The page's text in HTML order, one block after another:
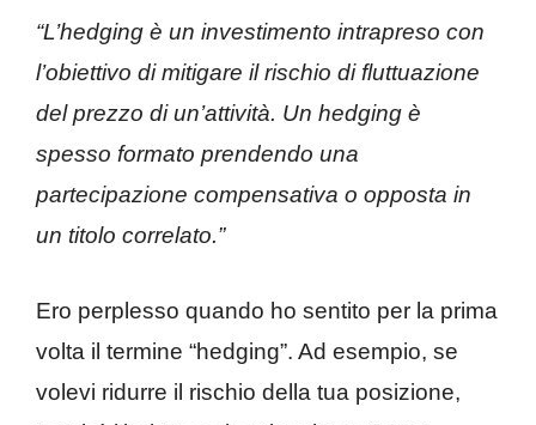
“L’hedging è un investimento intrapreso con
l’obiettivo di mitigare il rischio di fluttuazione
del prezzo di un’attività. Un hedging è
spesso formato prendendo una
partecipazione compensativa o opposta in
un titolo correlato.”
Ero perplesso quando ho sentito per la prima
volta il termine “hedging”. Ad esempio, se
volevi ridurre il rischio della tua posizione,